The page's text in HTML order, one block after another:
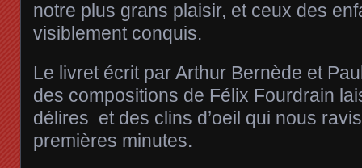
notre plus grans plaisir, et ceux des
visiblement conquis.
Le livret écrit par Arthur Bernède et
des compositions de Félix Fourdrain
délires et des clins d’oeil qui nous
premières minutes.